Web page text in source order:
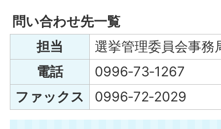
問い合わせ先一覧
担当
選挙管理委員会事務
電話
0996‐73‐1267
ファックス
0996‐72‐2029